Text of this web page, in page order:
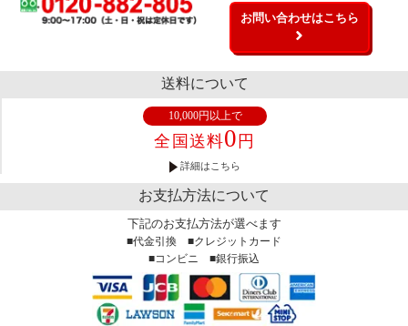
お問い合わせはこちら
送料について
10,000円以上で
全国送料0 円
詳細はこちら
お支払方法について
下記のお支払方法が選べます
■代金引換 ■クレジットカード
■コンビニ ■銀行振込